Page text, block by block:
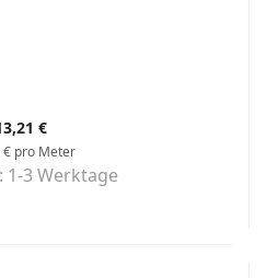
€
€ pro Meter
1-3 Werktage